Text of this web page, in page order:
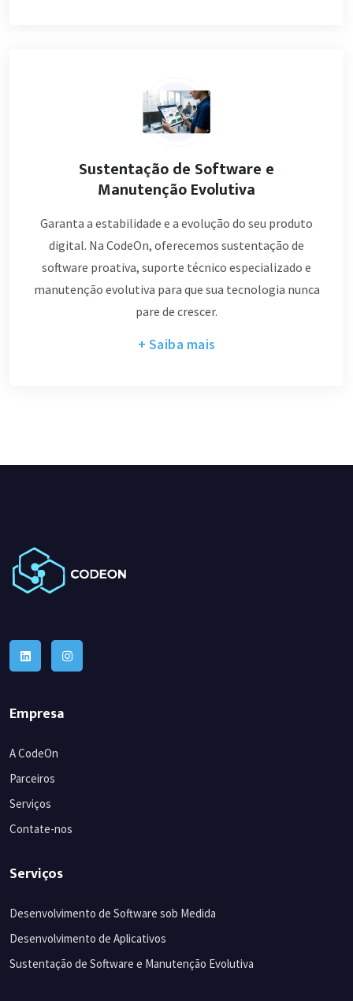
Sustentação de Software e
Manutenção Evolutiva
Garanta a estabilidade e a evolução do seu produto
digital. Na CodeOn, oferecemos sustentação de
software proativa, suporte técnico especializado e
manutenção evolutiva para que sua tecnologia nunca
pare de crescer.
+ Saiba mais
Empresa
A CodeOn
Parceiros
Serviços
Contate-nos
Serviços
Desenvolvimento de Software sob Medida
Desenvolvimento de Aplicativos
Sustentação de Software e Manutenção Evolutiva